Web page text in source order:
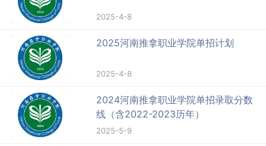
2025-4-8
2025河南推拿职业学院单招计划
2025-4-8
2024河南推拿职业学院单招录取分数
线（含2022-2023历年）
2025-5-9